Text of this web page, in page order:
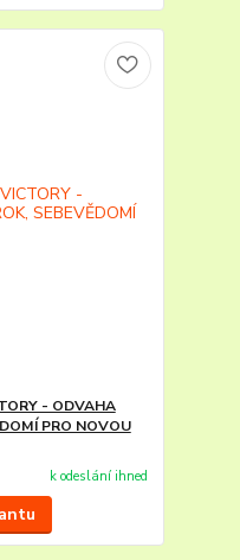
- ODVAHA
PRO NOVOU
k odeslání ihned